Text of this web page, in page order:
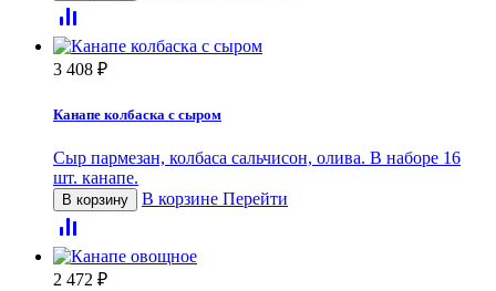
3 408 ₽
Канапе колбаска с сыром
Сыр пармезан, колбаса сальчисон, олива. В наборе 16
шт. канапе.
В корзину В корзине Перейти
2 472 ₽